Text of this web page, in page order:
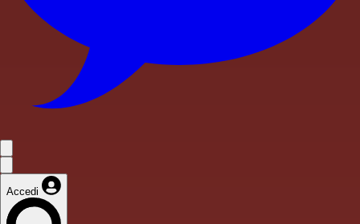
Accedi